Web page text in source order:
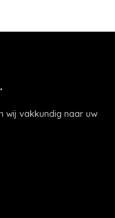
wij vakkundig naar uw